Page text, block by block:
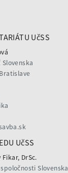
UčSS
UčSS
DrSc.
Slovenska